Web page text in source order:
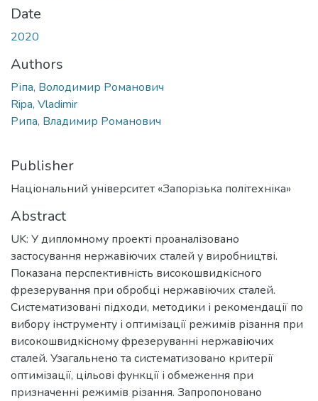
Date
2020
Authors
Ріпа, Володимир Романович
Ripa, Vladimir
Рипа, Владимир Романович
Publisher
Національний університет «Запорізька політехніка»
Abstract
UK: У дипломному проекті проаналізовано
застосування нержавіючих сталей у виробництві.
Показана перспективність високошвидкісного
фрезерування при обробці нержавіючих сталей.
Систематизовані підходи, методики і рекомендації по
вибору інструменту і оптимізації режимів різання при
високошвидкісному фрезеруванні нержавіючих
сталей. Узагальнено та систематизовано критерії
оптимізації, цільові функції і обмеження при
призначенні режимів різання. Запропоновано